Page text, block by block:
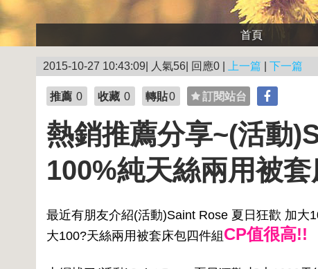
首頁
2015-10-27 10:43:09| 人氣56| 回應0 | 上一篇 下一篇
推薦 0 收藏 0 轉貼0 訂閱站台
熱銷推薦分享~(活動
100%純天絲兩用被套
最近有朋友介紹(活動)Saint Rose 夏日狂歡 加
大100?天絲兩用被套床包四件組 CP值很高!!